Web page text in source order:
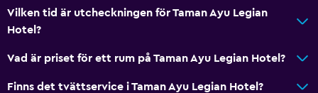
Vilken tid är utcheckningen för Taman Ayu Legian
Hotel?
Vad är priset för ett rum på Taman Ayu Legian Hotel?
Finns det tvättservice i Taman Ayu Legian Hotel?